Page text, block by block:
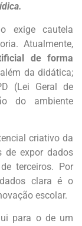
exige cautela
Atualmente,
de forma
da didática;
(Lei Geral de
do ambiente
criativo da
de expor dados
terceiros. Por
clara é o
escolar.
para o de um